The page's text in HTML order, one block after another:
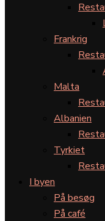
Frankrig
Malta
Albanien
Tyrkiet
I byen
På besøg
På café